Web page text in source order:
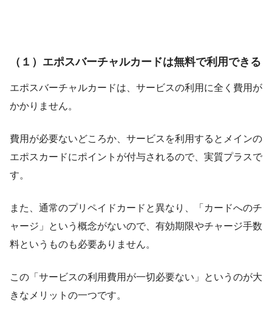
（１）エポスバーチャルカードは無料で利用できる
エポスバーチャルカードは、サービスの利用に全く費用が
かかりません。
費用が必要ないどころか、サービスを利用するとメインの
エポスカードにポイントが付与されるので、実質プラスで
す。
また、通常のプリペイドカードと異なり、「カードへのチ
ャージ」という概念がないので、有効期限やチャージ手数
料というものも必要ありません。
この「サービスの利用費用が一切必要ない」というのが大
きなメリットの一つです。